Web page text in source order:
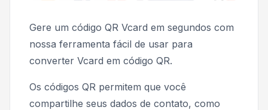
Gere um código QR Vcard em segundos com
nossa ferramenta fácil de usar para
converter Vcard em código QR.
Os códigos QR permitem que você
compartilhe seus dados de contato, como